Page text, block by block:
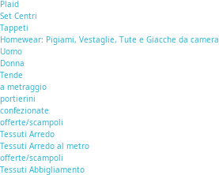
Plaid
Set Centri
Tappeti
Homewear: Pigiami, Vestaglie, Tute e Giacche da camera
Uomo
Donna
Tende
a metraggio
portierini
confezionate
offerte/scampoli
Tessuti Arredo
Tessuti Arredo al metro
offerte/scampoli
Tessuti Abbigliamento